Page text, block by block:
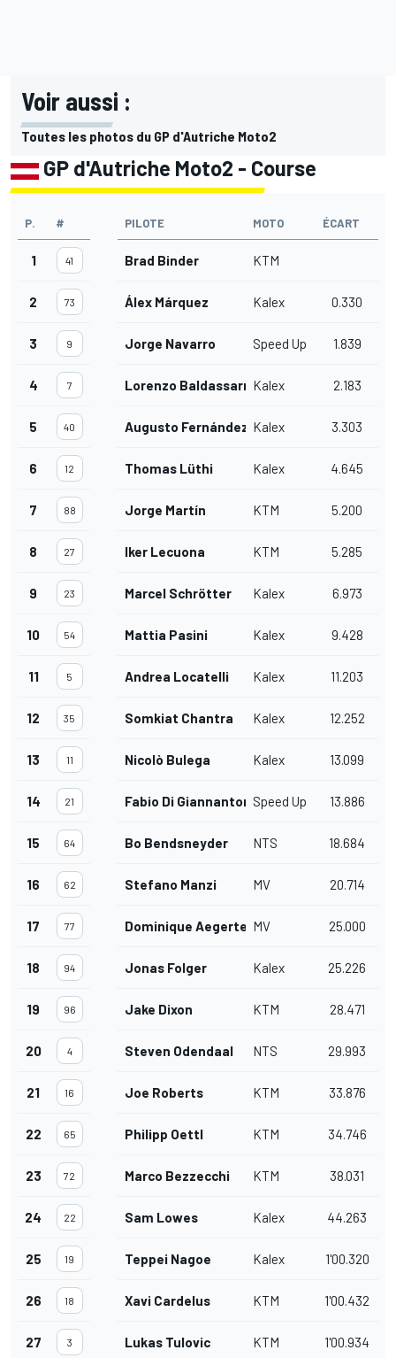
Voir aussi :
Toutes les photos du GP d'Autriche Moto2
GP d'Autriche Moto2 - Course
P. # PILOTE MOTO ÉCART
1 41 Brad Binder KTM
2 73 Álex Márquez Kalex 0.330
3 9 Jorge Navarro Speed Up 1.839
4 7 Lorenzo Baldassarri Kalex 2.183
5 40 Augusto Fernández Kalex 3.303
6 12 Thomas Lüthi Kalex 4.645
7 88 Jorge Martín KTM 5.200
8 27 Iker Lecuona KTM 5.285
9 23 Marcel Schrötter Kalex 6.973
10 54 Mattia Pasini Kalex 9.428
11 5 Andrea Locatelli Kalex 11.203
12 35 Somkiat Chantra Kalex 12.252
13 11 Nicolò Bulega Kalex 13.099
14 21 Fabio Di GiannantonioSpeed Up 13.886
15 64 Bo Bendsneyder NTS 18.684
16 62 Stefano Manzi MV 20.714
17 77 Dominique Aegerter MV 25.000
18 94 Jonas Folger Kalex 25.226
19 96 Jake Dixon KTM 28.471
20 4 Steven Odendaal NTS 29.993
21 16 Joe Roberts KTM 33.876
22 65 Philipp Oettl KTM 34.746
23 72 Marco Bezzecchi KTM 38.031
24 22 Sam Lowes Kalex 44.263
25 19 Teppei Nagoe Kalex 1'00.320
26 18 Xavi Cardelus KTM 1'00.432
27 3 Lukas Tulovic KTM 1'00.934